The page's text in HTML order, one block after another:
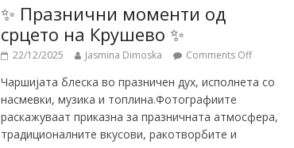
✨ Празнични моменти од
срцето на Крушево ✨
22/12/2025 Jasmina Dimoska Comments Off
Чаршијата блеска во празничен дух, исполнета со
насмевки, музика и топлина.Фотографиите
раскажуваат приказна за празничната атмосфера,
традиционалните вкусови, ракотворбите и